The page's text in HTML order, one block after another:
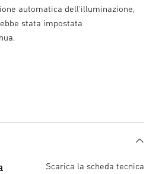
automatica dell'illuminazione,
stata impostata
Scarica la scheda tecnica